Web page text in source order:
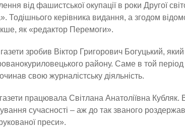
від фашистської окупації в роки Другої
керівника видання, а згодом
як «редактор Перемоги».
зробив Віктор Григорович Богуцький,
району. Саме в той
свою журналістську діяльність.
працювала Світлана Анатоліївна Кубляк.
сучасності – аж до так званого
преси».